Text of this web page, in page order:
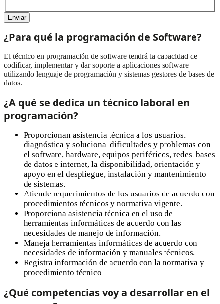
Enviar
¿Para qué la programación de Software? ​
El técnico en programación de software tendrá la capacidad de
codificar, implementar y dar soporte a aplicaciones software
utilizando lenguaje de programación y sistemas gestores de bases de
datos.
¿A qué se dedica un técnico laboral en
programación? ​
Proporcionan asistencia técnica a los usuarios,
diagnóstica y soluciona dificultades y problemas con
el software, hardware, equipos periféricos, redes, bases
de datos e internet, la disponibilidad, orientación y
apoyo en el despliegue, instalación y mantenimiento
de sistemas.
Atiende requerimientos de los usuarios de acuerdo con
procedimientos técnicos y normativa vigente.
Proporciona asistencia técnica en el uso de
herramientas informáticas de acuerdo con las
necesidades de manejo de información.
Maneja herramientas informáticas de acuerdo con
necesidades de información y manuales técnicos.
Registra información de acuerdo con la normativa y
procedimiento técnico
¿Qué competencias voy a desarrollar en el